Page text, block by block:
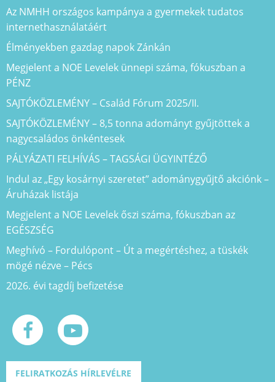
Az NMHH országos kampánya a gyermekek tudatos
internethasználatáért
Élményekben gazdag napok Zánkán
Megjelent a NOE Levelek ünnepi száma, fókuszban a
PÉNZ
SAJTÓKÖZLEMÉNY – Család Fórum 2025/II.
SAJTÓKÖZLEMÉNY – 8,5 tonna adományt gyűjtöttek a
nagycsaládos önkéntesek
PÁLYÁZATI FELHÍVÁS – TAGSÁGI ÜGYINTÉZŐ
Indul az „Egy kosárnyi szeretet” adománygyűjtő akciónk –
Áruházak listája
Megjelent a NOE Levelek őszi száma, fókuszban az
EGÉSZSÉG
Meghívó – Fordulópont – Út a megértéshez, a tüskék
mögé nézve – Pécs
2026. évi tagdíj befizetése
FELIRATKOZÁS HÍRLEVÉLRE